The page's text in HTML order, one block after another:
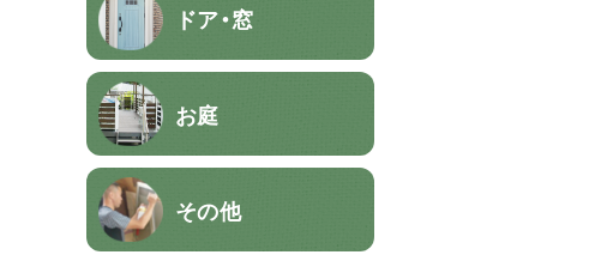
ドア・窓
お庭
その他